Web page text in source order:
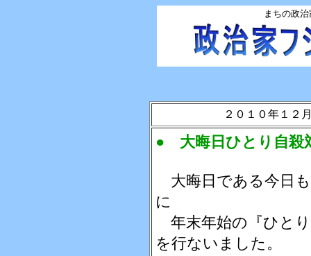
まちの政
２０１０年１２
● 大晦日ひとり自殺
大晦日である今日
に
年末年始の『ひと
を行ないました。